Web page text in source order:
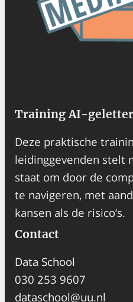
Training AI-
Deze praktische
leidinggevenden stelt
staat om door de
te navigeren, met
kansen als de risico’s.
Contact
Data School
030 253 9607
dataschool@uu.nl